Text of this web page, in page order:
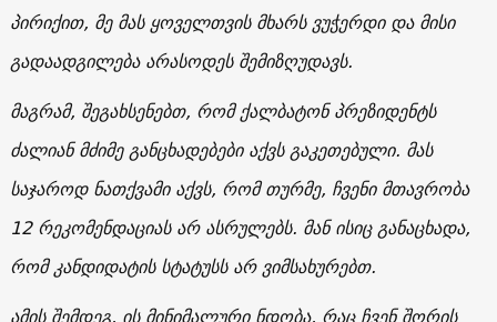
პირიქით, მე მას ყოველთვის მხარს ვუჭერდი და მისი
გადაადგილება არასოდეს შემიზღუდავს.
მაგრამ, შეგახსენებთ, რომ ქალბატონ პრეზიდენტს
ძალიან მძიმე განცხადებები აქვს გაკეთებული. მას
საჯაროდ ნათქვამი აქვს, რომ თურმე, ჩვენი მთავრობა
12 რეკომენდაციას არ ასრულებს. მან ისიც განაცხადა,
რომ კანდიდატის სტატუსს არ ვიმსახურებთ.